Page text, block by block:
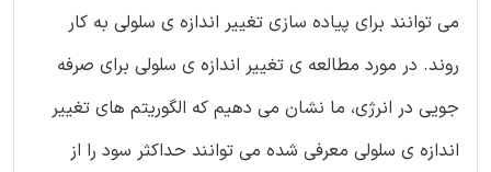
می توانند برای پیاده سازی تغییر اندازه ی سلولی به کار
روند. در مورد مطالعه ی تغییر اندازه ی سلولی برای صرفه
جویی در انرژی، ما نشان می دهیم که الگوریتم های تغییر
اندازه ی سلولی معرفی شده می توانند حداکثر سود را از